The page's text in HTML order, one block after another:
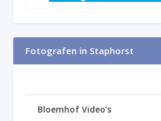
Fotografen in Staphorst
Bloemhof Video’s